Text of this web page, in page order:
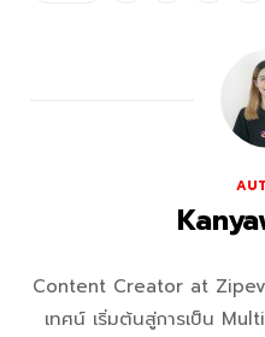
Content Creator at
เทศน์ เริ่มต้นสู่การเป็น